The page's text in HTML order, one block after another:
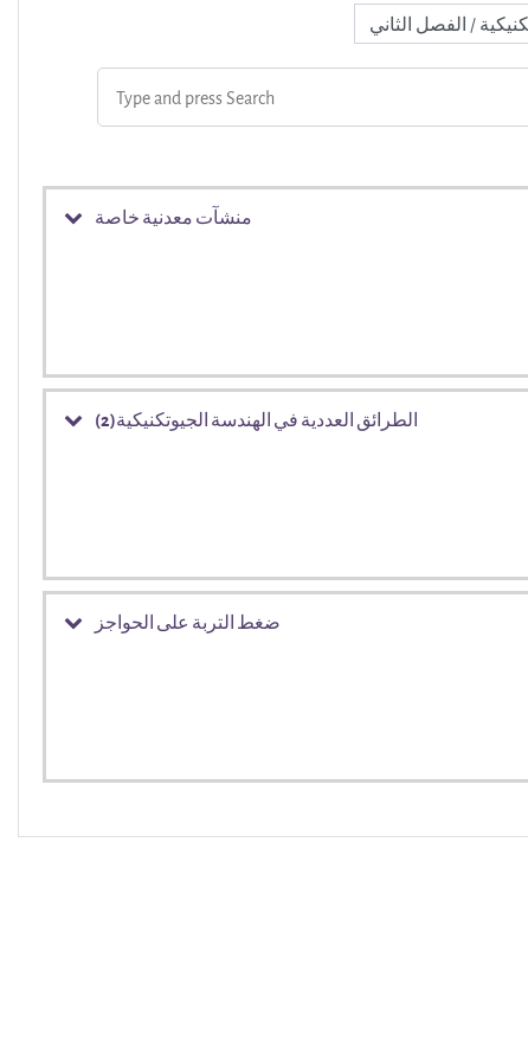
منشآت معدنية خاصة
الطرائق العددية في الهندسة الجيوتكنيكية(2)
ضغط التربة على الحواجز